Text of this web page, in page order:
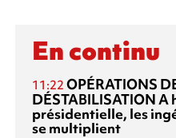
En continu
11:22 OPÉRATIONS
DÉSTABILISATIONA
présidentielle, les
se multiplient